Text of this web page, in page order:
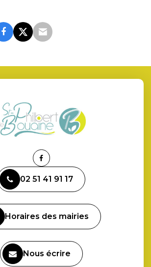
Lien
le
compte
02 51 41 91 17
Horaires des mairies
Nous écrire